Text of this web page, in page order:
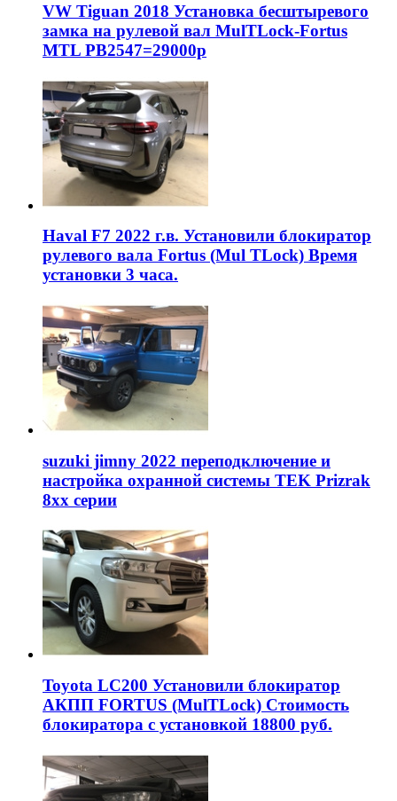
VW Tiguan 2018 Установка бесштыревого
замка на рулевой вал MulTLock-Fortus
MTL РВ2547=29000р
Haval F7 2022 г.в. Установили блокиратор
рулевого вала Fortus (Mul TLock) Время
установки 3 часа.
suzuki jimny 2022 переподключение и
настройка охранной системы TEK Prizrak
8xx серии
Toyota LC200 Установили блокиратор
АКПП FORTUS (MulTLock) Стоимость
блокиратора с установкой 18800 руб.